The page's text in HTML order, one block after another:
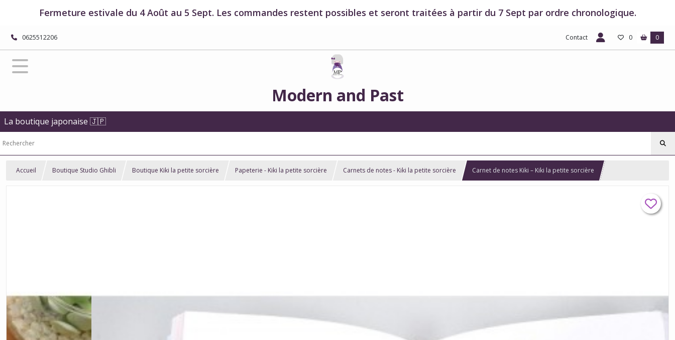
Fermeture estivale du 4 Août au 5 Sept. Les commandes restent possibles et seront traitées à partir du 7 Sept par ordre chronologique.
0625512206 Contact 0 0
Modern and Past
La boutique japonaise 🇯🇵
Accueil Boutique Studio Ghibli Boutique Kiki la petite sorcière Papeterie - Kiki la petite sorcière Carnets de notes - Kiki la petite sorcière Carnet de notes Kiki – Kiki la petite sorcière